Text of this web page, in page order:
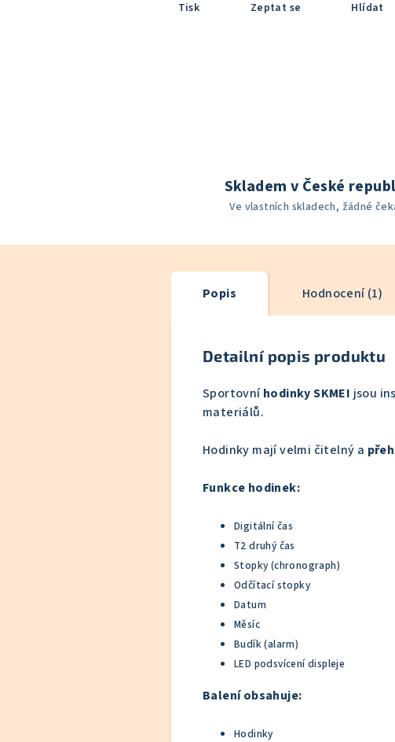
Tisk Zeptat se Hlídat
Skladem v České
Ve vlastních skladech, žádné
Popis Hodnocení (1)
Detailní popis produktu
Sportovníhodinky SKMEI jsou
materiálů.
Hodinky mají velmi čitelný a
Funkce hodinek:
Digitální čas
T2 druhý čas
Stopky (chronograph)
Odčítací stopky
Datum
Měsíc
Budík (alarm)
LED podsvícení displeje
Balení obsahuje:
Hodinky